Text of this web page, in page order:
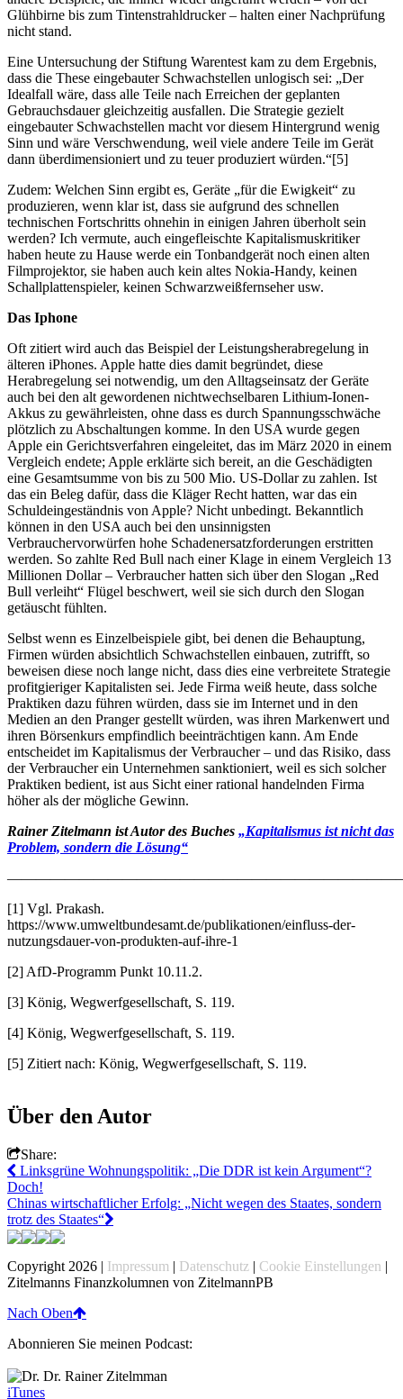
Glühbirne bis zum Tintenstrahldrucker – halten einer Nachprüfung
nicht stand.
Eine Untersuchung der Stiftung Warentest kam zu dem Ergebnis,
dass die These eingebauter Schwachstellen unlogisch sei: „Der
Idealfall wäre, dass alle Teile nach Erreichen der geplanten
Gebrauchsdauer gleichzeitig ausfallen. Die Strategie gezielt
eingebauter Schwachstellen macht vor diesem Hintergrund wenig
Sinn und wäre Verschwendung, weil viele andere Teile im Gerät
dann überdimensioniert und zu teuer produziert würden.“[5]
Zudem: Welchen Sinn ergibt es, Geräte „für die Ewigkeit“ zu
produzieren, wenn klar ist, dass sie aufgrund des schnellen
technischen Fortschritts ohnehin in einigen Jahren überholt sein
werden? Ich vermute, auch eingefleischte Kapitalismuskritiker
haben heute zu Hause werde ein Tonbandgerät noch einen alten
Filmprojektor, sie haben auch kein altes Nokia-Handy, keinen
Schallplattenspieler, keinen Schwarzweißfernseher usw.
Das Iphone
Oft zitiert wird auch das Beispiel der Leistungsherabregelung in
älteren iPhones. Apple hatte dies damit begründet, diese
Herabregelung sei notwendig, um den Alltagseinsatz der Geräte
auch bei den alt gewordenen nichtwechselbaren Lithium-Ionen-
Akkus zu gewährleisten, ohne dass es durch Spannungsschwäche
plötzlich zu Abschaltungen komme. In den USA wurde gegen
Apple ein Gerichtsverfahren eingeleitet, das im März 2020 in einem
Vergleich endete; Apple erklärte sich bereit, an die Geschädigten
eine Gesamtsumme von bis zu 500 Mio. US-Dollar zu zahlen. Ist
das ein Beleg dafür, dass die Kläger Recht hatten, war das ein
Schuldeingeständnis von Apple? Nicht unbedingt. Bekanntlich
können in den USA auch bei den unsinnigsten
Verbrauchervorwürfen hohe Schadenersatzforderungen erstritten
werden. So zahlte Red Bull nach einer Klage in einem Vergleich 13
Millionen Dollar – Verbraucher hatten sich über den Slogan „Red
Bull verleiht“ Flügel beschwert, weil sie sich durch den Slogan
getäuscht fühlten.
Selbst wenn es Einzelbeispiele gibt, bei denen die Behauptung,
Firmen würden absichtlich Schwachstellen einbauen, zutrifft, so
beweisen diese noch lange nicht, dass dies eine verbreitete Strategie
profitgieriger Kapitalisten sei. Jede Firma weiß heute, dass solche
Praktiken dazu führen würden, dass sie im Internet und in den
Medien an den Pranger gestellt würden, was ihren Markenwert und
ihren Börsenkurs empfindlich beeinträchtigen kann. Am Ende
entscheidet im Kapitalismus der Verbraucher – und das Risiko, dass
der Verbraucher ein Unternehmen sanktioniert, weil es sich solcher
Praktiken bedient, ist aus Sicht einer rational handelnden Firma
höher als der mögliche Gewinn.
Rainer Zitelmann ist Autor des Buches „Kapitalismus ist nicht das
Problem, sondern die Lösung“
[1] Vgl. Prakash.
https://www.umweltbundesamt.de/publikationen/einfluss-der-
nutzungsdauer-von-produkten-auf-ihre-1
[2] AfD-Programm Punkt 10.11.2.
[3] König, Wegwerfgesellschaft, S. 119.
[4] König, Wegwerfgesellschaft, S. 119.
[5] Zitiert nach: König, Wegwerfgesellschaft, S. 119.
Über den Autor
Share:
Linksgrüne Wohnungspolitik: „Die DDR ist kein Argument“?
Doch!
Chinas wirtschaftlicher Erfolg: „Nicht wegen des Staates, sondern
trotz des Staates“
Copyright 2026 | Impressum | Datenschutz | Cookie Einstellungen |
Zitelmanns Finanzkolumnen von ZitelmannPB
Nach Oben
Abonnieren Sie meinen Podcast:
iTunes